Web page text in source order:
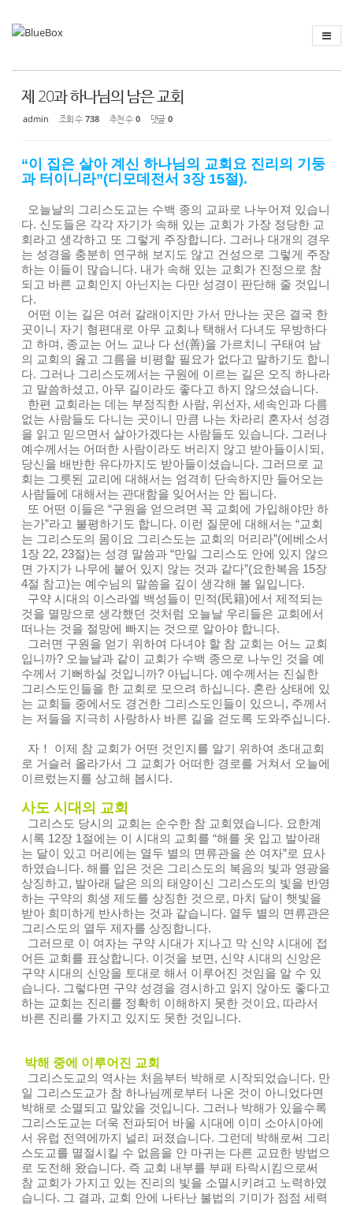
제 20과 하나님의 남은 교회
admin 조회 수 738 추천 수 0 댓글 0
“이 집은 살아 계신 하나님의 교회요 진리의 기둥
과 터이니라”(디모데전서 3장 15절).
오늘날의 그리스도교는 수백 종의 교파로 나누어져 있습니
다. 신도들은 각각 자기가 속해 있는 교회가 가장 정당한 교
회라고 생각하고 또 그렇게 주장합니다. 그러나 대개의 경우
는 성경을 충분히 연구해 보지도 않고 건성으로 그렇게 주장
하는 이들이 많습니다. 내가 속해 있는 교회가 진정으로 참
되고 바른 교회인지 아닌지는 다만 성경이 판단해 줄 것입니
다.
어떤 이는 길은 여러 갈래이지만 가서 만나는 곳은 결국 한
곳이니 자기 형편대로 아무 교회나 택해서 다녀도 무방하다
고 하며, 종교는 어느 교나 다 선(善)을 가르치니 구태여 남
의 교회의 옳고 그름을 비평할 필요가 없다고 말하기도 합니
다. 그러나 그리스도께서는 구원에 이르는 길은 오직 하나라
고 말씀하셨고, 아무 길이라도 좋다고 하지 않으셨습니다.
한편 교회라는 데는 부정직한 사람, 위선자, 세속인과 다름
없는 사람들도 다니는 곳이니 만큼 나는 차라리 혼자서 성경
을 읽고 믿으면서 살아가겠다는 사람들도 있습니다. 그러나
예수께서는 어떠한 사람이라도 버리지 않고 받아들이시되,
당신을 배반한 유다까지도 받아들이셨습니다. 그러므로 교
회는 그릇된 교리에 대해서는 엄격히 단속하지만 들어오는
사람들에 대해서는 관대함을 잊어서는 안 됩니다.
또 어떤 이들은 “구원을 얻으려면 꼭 교회에 가입해야만 하
는가”라고 불평하기도 합니다. 이런 질문에 대해서는 “교회
는 그리스도의 몸이요 그리스도는 교회의 머리라”(에베소서
1장 22, 23절)는 성경 말씀과 “만일 그리스도 안에 있지 않으
면 가지가 나무에 붙어 있지 않는 것과 같다”(요한복음 15장
4절 참고)는 예수님의 말씀을 깊이 생각해 볼 일입니다.
구약 시대의 이스라엘 백성들이 민적(民籍)에서 제적되는
것을 멸망으로 생각했던 것처럼 오늘날 우리들은 교회에서
떠나는 것을 절망에 빠지는 것으로 알아야 합니다.
그러면 구원을 얻기 위하여 다녀야 할 참 교회는 어느 교회
입니까? 오늘날과 같이 교회가 수백 종으로 나누인 것을 예
수께서 기뻐하실 것입니까? 아닙니다. 예수께서는 진실한
그리스도인들을 한 교회로 모으려 하십니다. 혼란 상태에 있
는 교회들 중에서도 경건한 그리스도인들이 있으니, 주께서
는 저들을 지극히 사랑하사 바른 길을 걷도록 도와주십니다.
자！ 이제 참 교회가 어떤 것인지를 알기 위하여 초대교회
로 거슬러 올라가서 그 교회가 어떠한 경로를 거쳐서 오늘에
이르렀는지를 상고해 봅시다.
사도 시대의 교회
그리스도 당시의 교회는 순수한 참 교회였습니다. 요한계
시록 12장 1절에는 이 시대의 교회를 “해를 옷 입고 발아래
는 달이 있고 머리에는 열두 별의 면류관을 쓴 여자”로 묘사
하였습니다. 해를 입은 것은 그리스도의 복음의 빛과 영광을
상징하고, 발아래 달은 의의 태양이신 그리스도의 빛을 반영
하는 구약의 희생 제도를 상징한 것으로, 마치 달이 햇빛을
받아 희미하게 반사하는 것과 같습니다. 열두 별의 면류관은
그리스도의 열두 제자를 상징합니다.
그러므로 이 여자는 구약 시대가 지나고 막 신약 시대에 접
어든 교회를 표상합니다. 이것을 보면, 신약 시대의 신앙은
구약 시대의 신앙을 토대로 해서 이루어진 것임을 알 수 있
습니다. 그렇다면 구약 성경을 경시하고 읽지 않아도 좋다고
하는 교회는 진리를 정확히 이해하지 못한 것이요, 따라서
바른 진리를 가지고 있지도 못한 것입니다.
박해 중에 이루어진 교회
그리스도교의 역사는 처음부터 박해로 시작되었습니다. 만
일 그리스도교가 참 하나님께로부터 나온 것이 아니었다면
박해로 소멸되고 말았을 것입니다. 그러나 박해가 있을수록
그리스도교는 더욱 전파되어 바울 시대에 이미 소아시아에
서 유럽 전역에까지 널리 퍼졌습니다. 그런데 박해로써 그리
스도교를 멸절시킬 수 없음을 안 마귀는 다른 교묘한 방법으
로 도전해 왔습니다. 즉 교회 내부를 부패 타락시킴으로써
참 교회가 가지고 있는 진리의 빛을 소멸시키려고 노력하였
습니다. 그 결과, 교회 안에 나타난 불법의 기미가 점점 세력
스케치북5
스케치북5